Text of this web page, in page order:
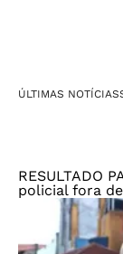
ÚLTIMAS NOTÍCIAS
RESULTADO
policial fora